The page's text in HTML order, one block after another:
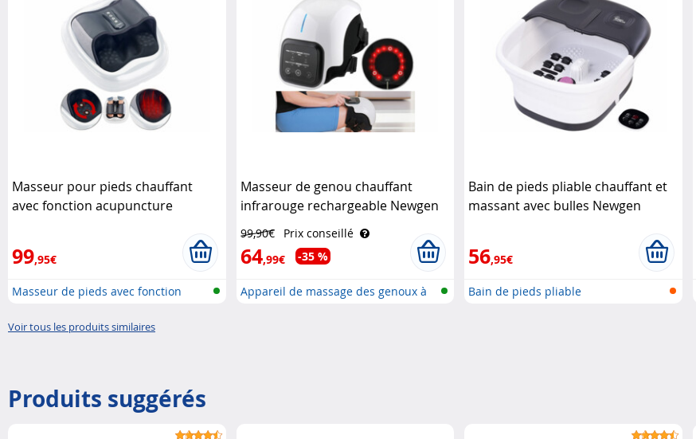
Masseur pour pieds chauffant
avec fonction acupuncture
99,95€
Masseur de pieds avec fonction
Masseur de genou chauffant
infrarouge rechargeable Newgen
99,90€ Prix conseillé
64,99€ -35 %
Appareil de massage des genoux à
Bain de pieds pliable chauffant et
massant avec bulles Newgen
56,95€
Bain de pieds pliable
Voir tous les produits similaires
Produits suggérés